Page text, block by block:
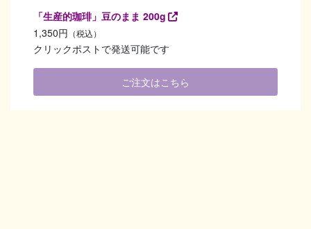
「生産的珈琲」豆のまま 200g
1,350円 （税込）
クリックポストで発送可能です
ご注文はこちら